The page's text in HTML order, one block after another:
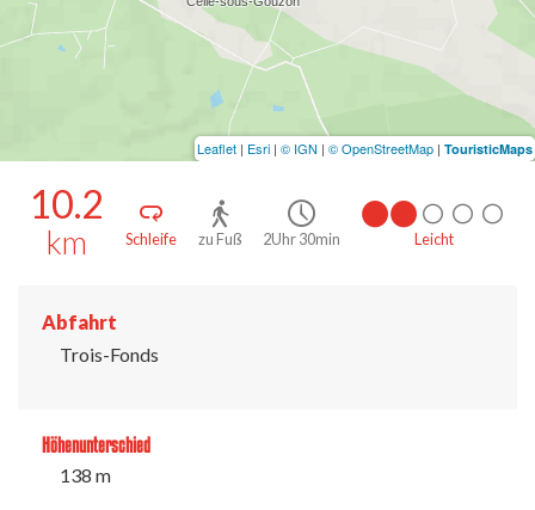
10.2
km Schleife zu Fuß 2Uhr 30min Leicht
Abfahrt
Trois-Fonds
Höhenunterschied
138 m
Leaflet | Esri | © IGN | © OpenStreetMap | TouristicMaps